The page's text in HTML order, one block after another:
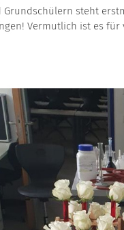
steht
Vermutlich ist es für